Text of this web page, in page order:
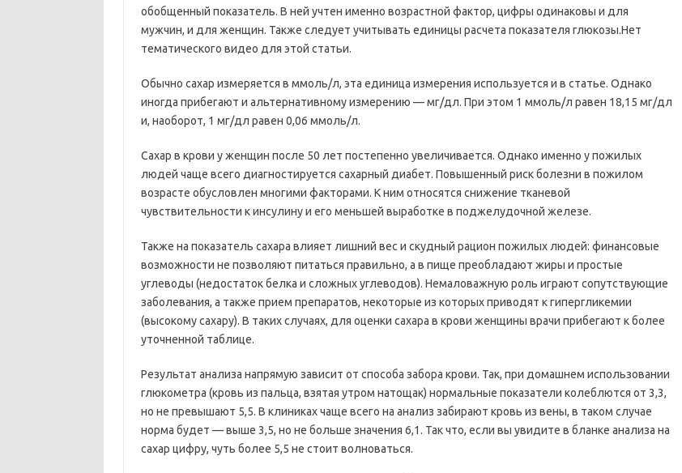
обобщенный показатель. В ней учтен именно возрастной фактор, цифры одинаковы и для
мужчин, и для женщин. Также следует учитывать единицы расчета показателя глюкозы.Нет
тематического видео для этой статьи.
Обычно сахар измеряется в ммоль/л, эта единица измерения используется и в статье. Однако
иногда прибегают и альтернативному измерению — мг/дл. При этом 1 ммоль/л равен 18,15 мг/дл
и, наоборот, 1 мг/дл равен 0,06 ммоль/л.
Сахар в крови у женщин после 50 лет постепенно увеличивается. Однако именно у пожилых
людей чаще всего диагностируется сахарный диабет. Повышенный риск болезни в пожилом
возрасте обусловлен многими факторами. К ним относятся снижение тканевой
чувствительности к инсулину и его меньшей выработке в поджелудочной железе.
Также на показатель сахара влияет лишний вес и скудный рацион пожилых людей: финансовые
возможности не позволяют питаться правильно, а в пище преобладают жиры и простые
углеводы (недостаток белка и сложных углеводов). Немаловажную роль играют сопутствующие
заболевания, а также прием препаратов, некоторые из которых приводят к гипергликемии
(высокому сахару). В таких случаях, для оценки сахара в крови женщины врачи прибегают к более
уточненной таблице.
Результат анализа напрямую зависит от способа забора крови. Так, при домашнем использовании
глюкометра (кровь из пальца, взятая утром натощак) нормальные показатели колеблются от 3,3,
но не превышают 5,5. В клиниках чаще всего на анализ забирают кровь из вены, в таком случае
норма будет — выше 3,5, но не больше значения 6,1. Так что, если вы увидите в бланке анализа на
сахар цифру, чуть более 5,5 не стоит волноваться.